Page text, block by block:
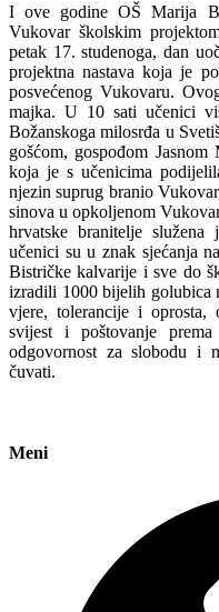
I ove godine OŠ Marija
Vukovar školskim
petak 17. studenoga, dan
projektna nastava koja je
posvećenog Vukovaru.
majka. U 10 sati učenici
Božanskoga milosrđa u
gošćom, gospođom
koja je s učenicima
njezin suprug branio
sinova u opkoljenom
hrvatske branitelje
učenici su u znak sjećanja
Bistričke kalvarije i sve do
izradili 1000 bijelih golubica
vjere, tolerancije i
svijest i poštovanje
odgovornost za slobodu i
čuvati.
Meni